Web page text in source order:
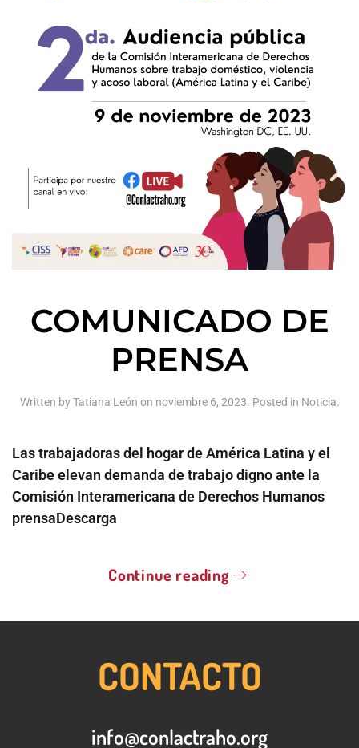
COMUNICADO DE
PRENSA
Written byTatiana León on noviembre 6, 2023. Posted in Noticia.
Las trabajadoras del hogar de América Latina y el
Caribe elevan demanda de trabajo digno ante la
Comisión Interamericana de Derechos Humanos
prensaDescarga
Continue reading
CONTACTO
info@conlactraho.org